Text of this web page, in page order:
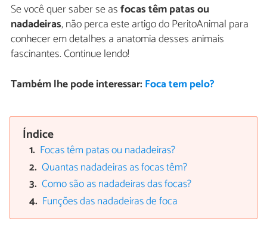
Se você quer saber se asfocas têm patas ou
nadadeiras, não perca este artigo do PeritoAnimal para
conhecer em detalhes a anatomia desses animais
fascinantes. Continue lendo!
Também lhe pode interessar: Foca tem pelo?
Índice
Focas têm patas ou nadadeiras?
Quantas nadadeiras as focas têm?
Como são as nadadeiras das focas?
Funções das nadadeiras de foca